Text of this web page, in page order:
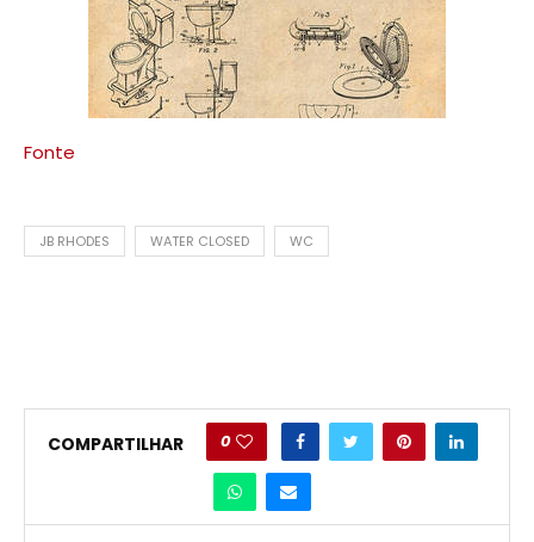
Fonte
JB RHODES WATER CLOSED WC
COMPARTILHAR 0